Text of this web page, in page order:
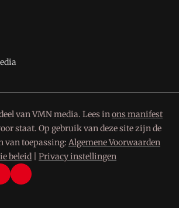
van VMN media. Lees inons manifest
staat. Op gebruik van deze site zijn de
van toepassing: Algemene Voorwaarden
beleid Privacy instellingen